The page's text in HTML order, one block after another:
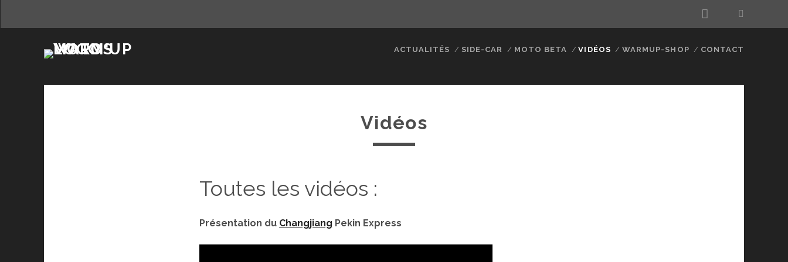
email
ACTUALITÉS SIDE-CAR MOTO BETA VIDÉOS WARMUP-SHOP CONTACT
Vidéos
Toutes les vidéos :
Présentation du Changjiang Pekin Express